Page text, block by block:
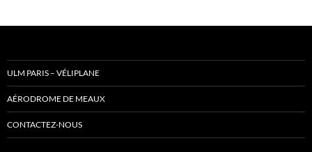
ULM PARIS – VÉLIPLANE
AÉRODROME DE MEAUX
CONTACTEZ-NOUS